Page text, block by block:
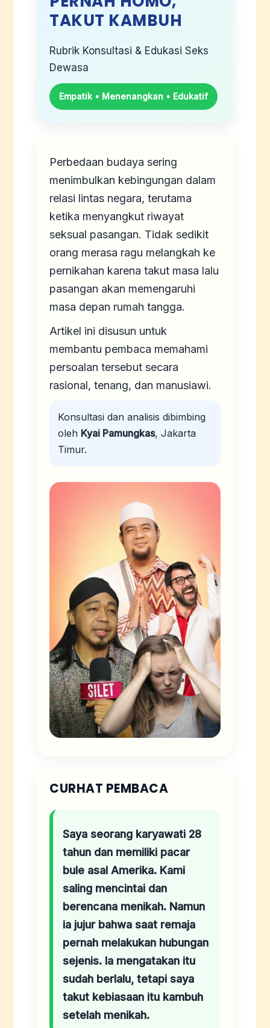
TAKUT KAMBUH
Rubrik Konsultasi & Edukasi Seks
Dewasa
Empatik • Menenangkan • Edukatif
Perbedaan budaya sering
menimbulkan kebingungan dalam
relasi lintas negara, terutama
ketika menyangkut riwayat
seksual pasangan. Tidak sedikit
orang merasa ragu melangkah ke
pernikahan karena takut masa lalu
pasangan akan memengaruhi
masa depan rumah tangga.
Artikel ini disusun untuk
membantu pembaca memahami
persoalan tersebut secara
rasional, tenang, dan manusiawi.
Konsultasi dan analisis dibimbing
oleh Kyai Pamungkas, Jakarta
Timur.
CURHAT PEMBACA
Saya seorang karyawati 28
tahun dan memiliki pacar
bule asal Amerika. Kami
saling mencintai dan
berencana menikah. Namun
ia jujur bahwa saat remaja
pernah melakukan hubungan
sejenis. Ia mengatakan itu
sudah berlalu, tetapi saya
takut kebiasaan itu kambuh
setelah menikah.